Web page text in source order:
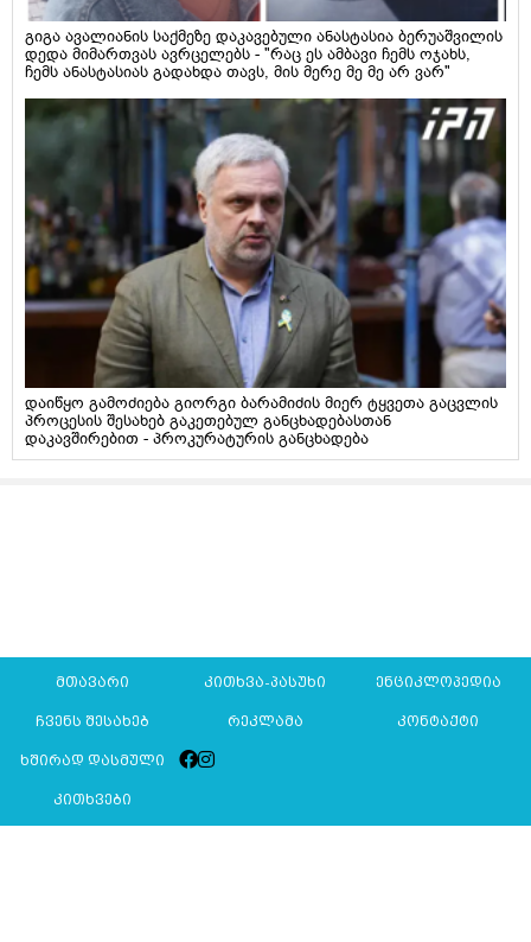
გიგა ავალიანის საქმეზე დაკავებული ანასტასია ბერუაშვილის
დედა მიმართვას ავრცელებს - "რაც ეს ამბავი ჩემს ოჯახს,
ჩემს ანასტასიას გადახდა თავს, მის მერე მე მე არ ვარ"
დაიწყო გამოძიება გიორგი ბარამიძის მიერ ტყვეთა გაცვლის
პროცესის შესახებ გაკეთებულ განცხადებასთან
დაკავშირებით - პროკურატურის განცხადება
მთავარი კითხვა-პასუხი ენციკლოპედია
ჩვენს შესახებ რეკლამა კონტაქტი
ხშირად დასმული
კითხვები